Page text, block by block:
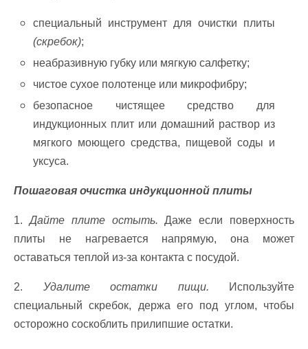
специальный инструмент для очистки плиты
(скребок);
неабразивную губку или мягкую салфетку;
чистое сухое полотенце или микрофибру;
безопасное чистящее средство для
индукционных плит или домашний раствор из
мягкого моющего средства, пищевой соды и
уксуса.
Пошаговая очистка индукционной плиты
1. Дайте плите остыть. Даже если поверхность
плиты не нагревается напрямую, она может
оставаться теплой из-за контакта с посудой.
2. Удалите остатки пищи. Используйте
специальный скребок, держа его под углом, чтобы
осторожно соскоблить прилипшие остатки.